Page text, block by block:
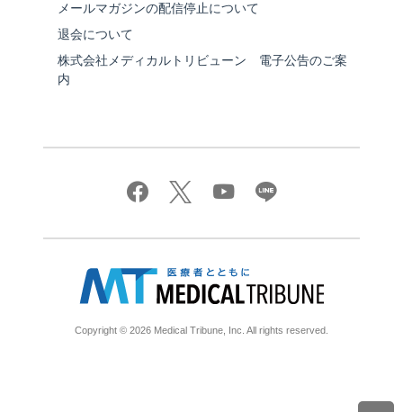
メールマガジンの配信停止について
退会について
株式会社メディカルトリビューン 電子公告のご案
内
Copyright © 2026 Medical Tribune, Inc. All rights reserved.